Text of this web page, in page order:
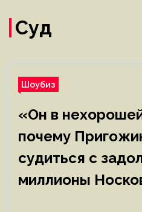
Суд
Шоубиз
«Он в
почему
судиться с
миллионы